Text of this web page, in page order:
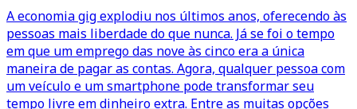
A economia gig explodiu nos últimos anos, oferecendo às
pessoas mais liberdade do que nunca. Já se foi o tempo
em que um emprego das nove às cinco era a única
maneira de pagar as contas. Agora, qualquer pessoa com
um veículo e um smartphone pode transformar seu
tempo livre em dinheiro extra. Entre as muitas opções